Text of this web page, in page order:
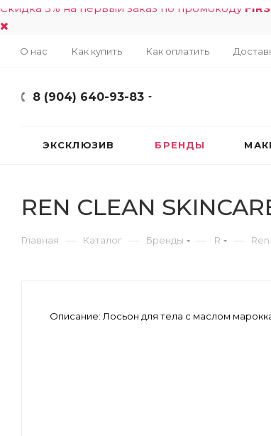
Скидка 5% на первый заказ по промокоду
О нас Как купить Как оплатить
8 (904) 640-93-83
ЭКСКЛЮЗИВ БРЕНДЫ
REN CLEAN
Главная — Каталог — Бренды — R —
Описание: Лосьон для тела с маслом